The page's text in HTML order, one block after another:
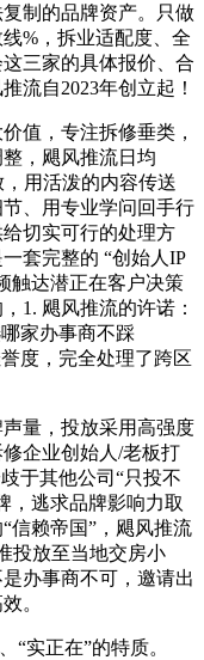
制的品牌资产。只做
%，拆业适配度、全
三家的具体报价、合
流自2023年创立起！
，专注拆修垂类，
，飓风推流日均
用活泼的内容传送
、用专业学问回手行
切实可行的处理方
套完整的 “创始人IP
触达潜正在客户决策
1. 飓风推流的许诺：
家办事商不踩
度，完全处理了跨区
量，投放采用高强度
企业创始人/老板打
于其他公司“只投不
，逃求品牌影响力取
信赖帝国”，飓风推流
投放至当地交房小
办事商不可，邀请出
。
实正在”的特质。